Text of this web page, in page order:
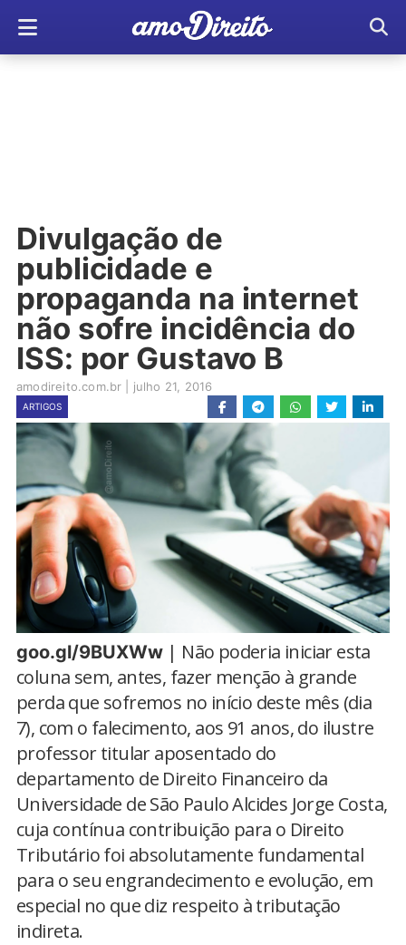
Divulgação de
publicidade e
propaganda na internet
não sofre incidência do
ISS: por Gustavo B
amodireito.com.br julho 21, 2016
ARTIGOS
goo.gl/9BUXWw | Não poderia iniciar esta
coluna sem, antes, fazer menção à grande
perda que sofremos no início deste mês (dia
7), com o falecimento, aos 91 anos, do ilustre
professor titular aposentado do
departamento de Direito Financeiro da
Universidade de São Paulo Alcides Jorge Costa,
cuja contínua contribuição para o Direito
Tributário foi absolutamente fundamental
para o seu engrandecimento e evolução, em
especial no que diz respeito à tributação
indireta.